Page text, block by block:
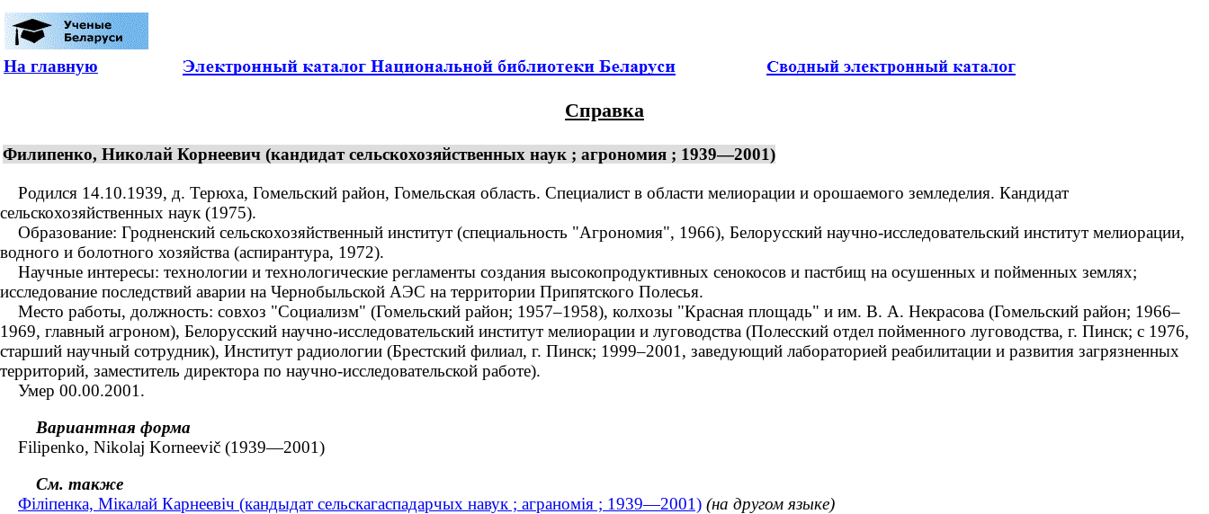
На главную
Справка
Филипенко, Николай Корнеевич (кандидат сельскохозяйственных наук ; агрономия ; 1939—2001)
Родился 14.10.1939, д. Терюха, Гомельский район, Гомельская область. Специалист в области мелиорации и орошаемого земледелия. Кандидат
сельскохозяйственных наук (1975).
Образование: Гродненский сельскохозяйственный институт (специальность "Агрономия", 1966), Белорусский научно-исследовательский институт мелиорации,
водного и болотного хозяйства (аспирантура, 1972).
Научные интересы: технологии и технологические регламенты создания высокопродуктивных сенокосов и пастбищ на осушенных и пойменных землях;
исследование последствий аварии на Чернобыльской АЭС на территории Припятского Полесья.
Место работы, должность: совхоз "Социализм" (Гомельский район; 1957–1958), колхозы "Красная площадь" и им. В. А. Некрасова (Гомельский район; 1966–
1969, главный агроном), Белорусский научно-исследовательский институт мелиорации и луговодства (Полесский отдел пойменного луговодства, г. Пинск; с 1976,
старший научный сотрудник), Институт радиологии (Брестский филиал, г. Пинск; 1999–2001, заведующий лабораторией реабилитации и развития загрязненных
территорий, заместитель директора по научно-исследовательской работе).
Умер 00.00.2001.
Вариантная форма
Filipenko, Nikolaj Korneevič (1939—2001)
См. также
Філіпенка, Мікалай Карнеевіч (кандыдат сельскагаспадарчых навук ; аграномія ; 1939—2001) (на другом языке)